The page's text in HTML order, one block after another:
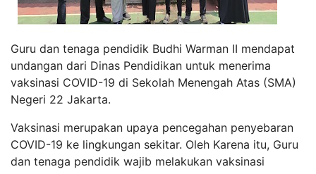
Guru dan tenaga pendidik Budhi Warman II mendapat
undangan dari Dinas Pendidikan untuk menerima
vaksinasi COVID-19 di Sekolah Menengah Atas (SMA)
Negeri 22 Jakarta.
Vaksinasi merupakan upaya pencegahan penyebaran
COVID-19 ke lingkungan sekitar. Oleh Karena itu, Guru
dan tenaga pendidik wajib melakukan vaksinasi